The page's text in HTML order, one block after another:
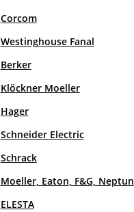
Corcom
Westinghouse Fanal
Berker
Klöckner Moeller
Hager
Schneider Electric
Schrack
Moeller, Eaton, F&G, Neptun
ELESTA